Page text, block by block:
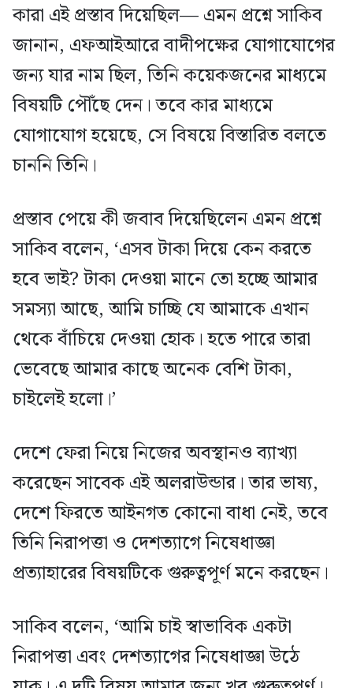
কারা এই প্রস্তাব দিয়েছিল— এমন প্রশ্নে সাকিব
জানান, এফআইআরে বাদীপক্ষের যোগাযোগের
জন্য যার নাম ছিল, তিনি কয়েকজনের মাধ্যমে
বিষয়টি পৌঁছে দেন। তবে কার মাধ্যমে
যোগাযোগ হয়েছে, সে বিষয়ে বিস্তারিত বলতে
চাননি তিনি।
প্রস্তাব পেয়ে কী জবাব দিয়েছিলেন এমন প্রশ্নে
সাকিব বলেন, ‘এসব টাকা দিয়ে কেন করতে
হবে ভাই? টাকা দেওয়া মানে তো হচ্ছে আমার
সমস্যা আছে, আমি চাচ্ছি যে আমাকে এখান
থেকে বাঁচিয়ে দেওয়া হোক। হতে পারে তারা
ভেবেছে আমার কাছে অনেক বেশি টাকা,
চাইলেই হলো।’
দেশে ফেরা নিয়ে নিজের অবস্থানও ব্যাখ্যা
করেছেন সাবেক এই অলরাউন্ডার। তার ভাষ্য,
দেশে ফিরতে আইনগত কোনো বাধা নেই, তবে
তিনি নিরাপত্তা ও দেশত্যাগে নিষেধাজ্ঞা
প্রত্যাহারের বিষয়টিকে গুরুত্বপূর্ণ মনে করছেন।
সাকিব বলেন, ‘আমি চাই স্বাভাবিক একটা
নিরাপত্তা এবং দেশত্যাগের নিষেধাজ্ঞা উঠে